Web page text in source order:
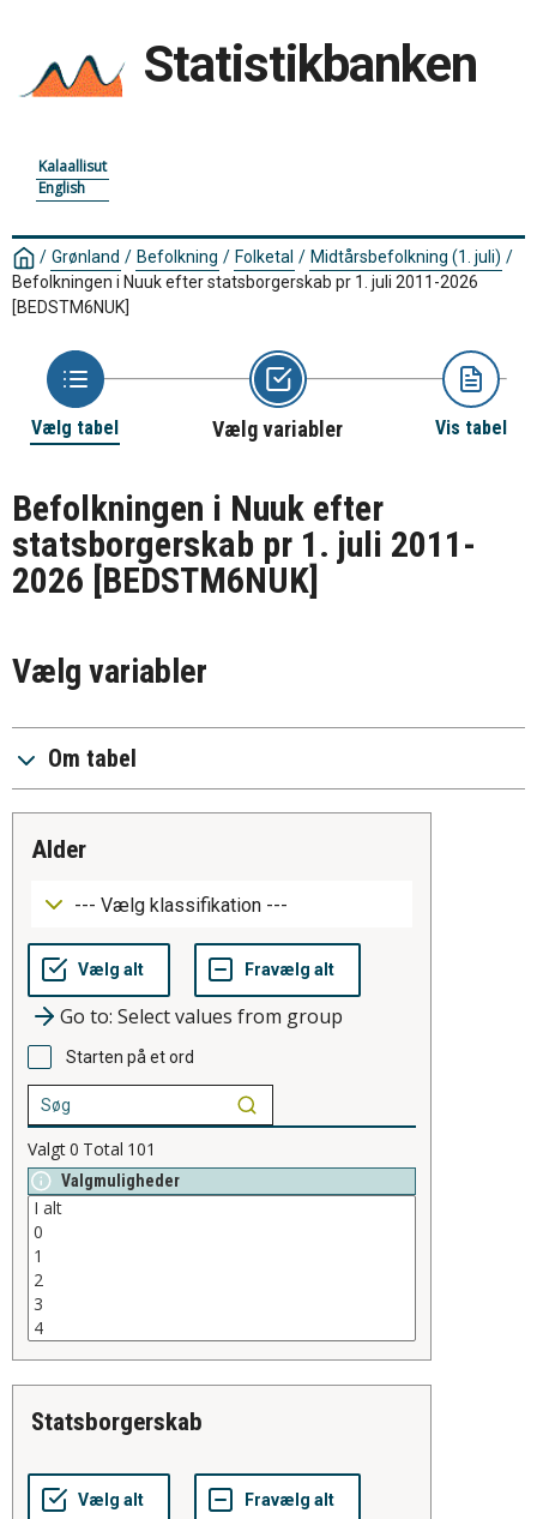
Statistikbanken
Kalaallisut
English
/ Grønland / Befolkning / Folketal / Midtårsbefolkning (1. juli) /
Befolkningen i Nuuk efter statsborgerskab pr 1. juli 2011-2026
[BEDSTM6NUK]
Vælg tabel Vælg variabler Vis tabel
Befolkningen i Nuuk efter
statsborgerskab pr 1. juli 2011-
2026 [BEDSTM6NUK]
Vælg variabler
Om tabel
alder
Go to: Select values from group
Starten på et ord
Valgt0 Total 101
Valgmuligheder
statsborgerskab